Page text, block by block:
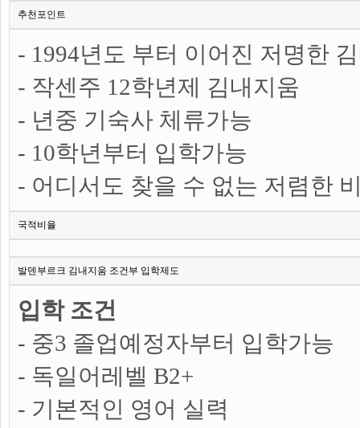
추천포인트
- 1994년도 부터 이어진 저명한
- 작센주 12학년제 김내지움
- 년중 기숙사 체류가능
- 10학년부터 입학가능
- 어디서도 찾을 수 없는 저렴한
국적비율
발덴부르크 김내지움 조건부 입학제도
입학 조건
- 중3 졸업예정자부터 입학가능
- 독일어레벨 B2+
- 기본적인 영어 실력